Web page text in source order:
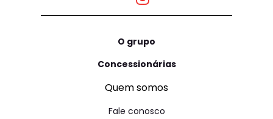
O grupo
Concessionárias
Quem somos
Fale conosco